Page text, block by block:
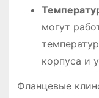
могут
корпуса и
Фланцевые